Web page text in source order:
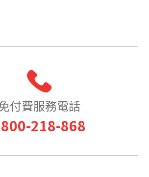
付費服務電話
218-868